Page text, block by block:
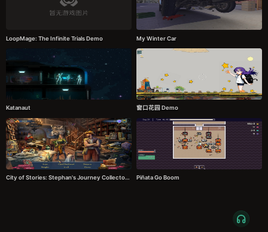
LoopMage: The Infinite Trials Demo My Winter Car
Katanaut 窗口花园 Demo
City of Stories: Stephan's Journey Collector's Edition Piñata Go Boom